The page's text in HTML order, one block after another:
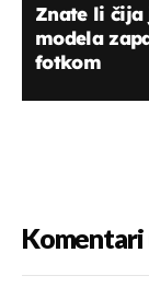
Znate li čija
modela
fotkom
Komentari